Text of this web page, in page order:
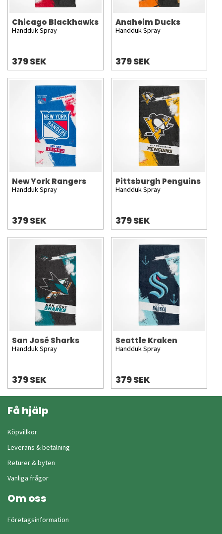
Chicago Blackhawks
Handduk Spray
379 SEK
Anaheim Ducks
Handduk Spray
379 SEK
New York Rangers
Handduk Spray
379 SEK
Pittsburgh Penguins
Handduk Spray
379 SEK
San José Sharks
Handduk Spray
379 SEK
Seattle Kraken
Handduk Spray
379 SEK
Få hjälp
Köpvillkor
Leverans & betalning
Returer & byten
Vanliga frågor
Om oss
Företagsinformation